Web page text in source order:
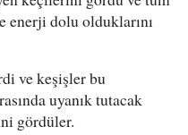
enerji dolu olduklarını
ve keşişler bu
uyanık tutacak
gördüler.